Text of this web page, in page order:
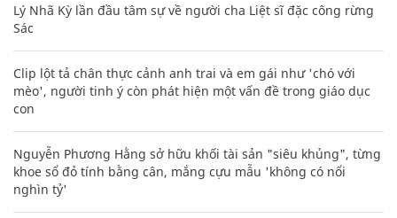
Lý Nhã Kỳ lần đầu tâm sự về người cha Liệt sĩ đặc công rừng
Sác
Clip lột tả chân thực cảnh anh trai và em gái như 'chó với
mèo', người tinh ý còn phát hiện một vấn đề trong giáo dục
con
Nguyễn Phương Hằng sở hữu khối tài sản "siêu khủng", từng
khoe sổ đỏ tính bằng cân, mắng cựu mẫu 'không có nổi
nghìn tỷ'